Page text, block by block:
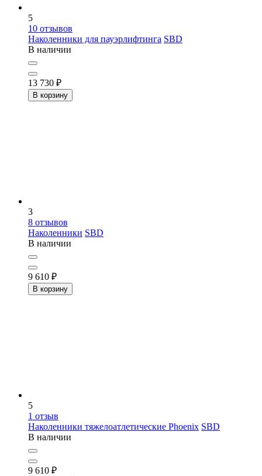
5
10 отзывов
Наколенники для пауэрлифтинга SBD
В наличии
13 730 ₽
В корзину
3
8 отзывов
Наколенники SBD
В наличии
9 610 ₽
В корзину
5
1 отзыв
Наколенники тяжелоатлетические Phoenix SBD
В наличии
9 610 ₽